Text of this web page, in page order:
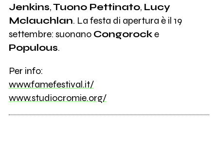
Jenkins,Tuono Pettinato, Lucy
Mclauchlan. La festa di apertura è il 19
settembre: suonano Congorocke
Populous.
Per info:
www.famefestival.it/
www.studiocromie.org/